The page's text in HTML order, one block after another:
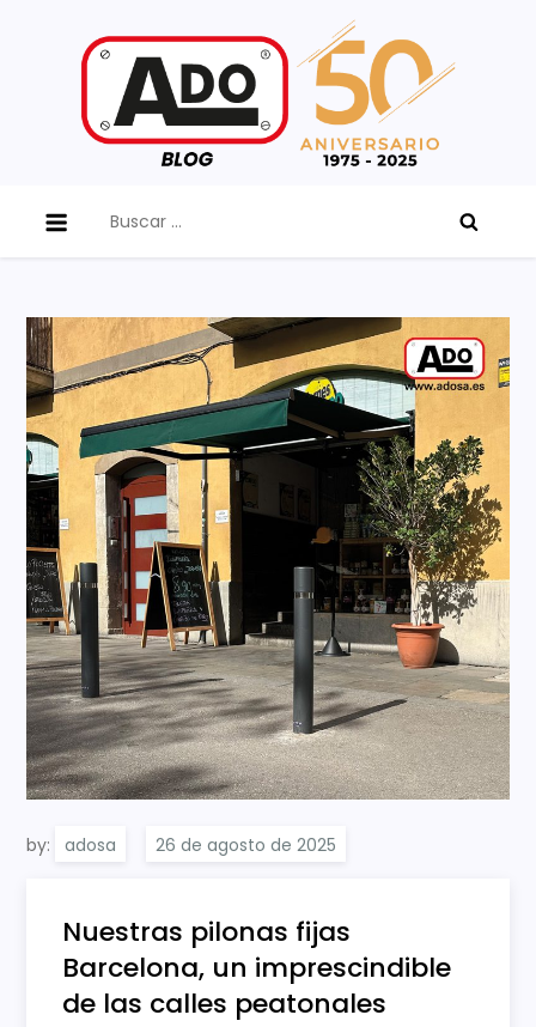
by: adosa
Nuestras pilonas fijas
Barcelona, un imprescindible
de las calles peatonales